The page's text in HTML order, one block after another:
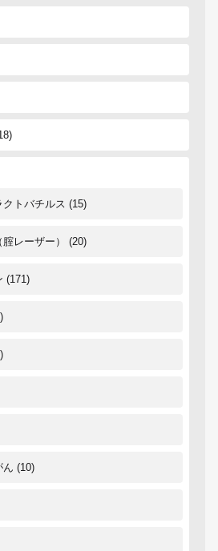
トバチルス (15)
レーザー） (20)
(171)
ん (10)